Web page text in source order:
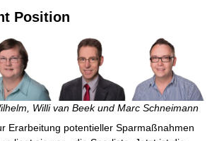
Position
Willi van Beek und Marc Schneimann
Erarbeitung potentieller Sparmaßnahmen